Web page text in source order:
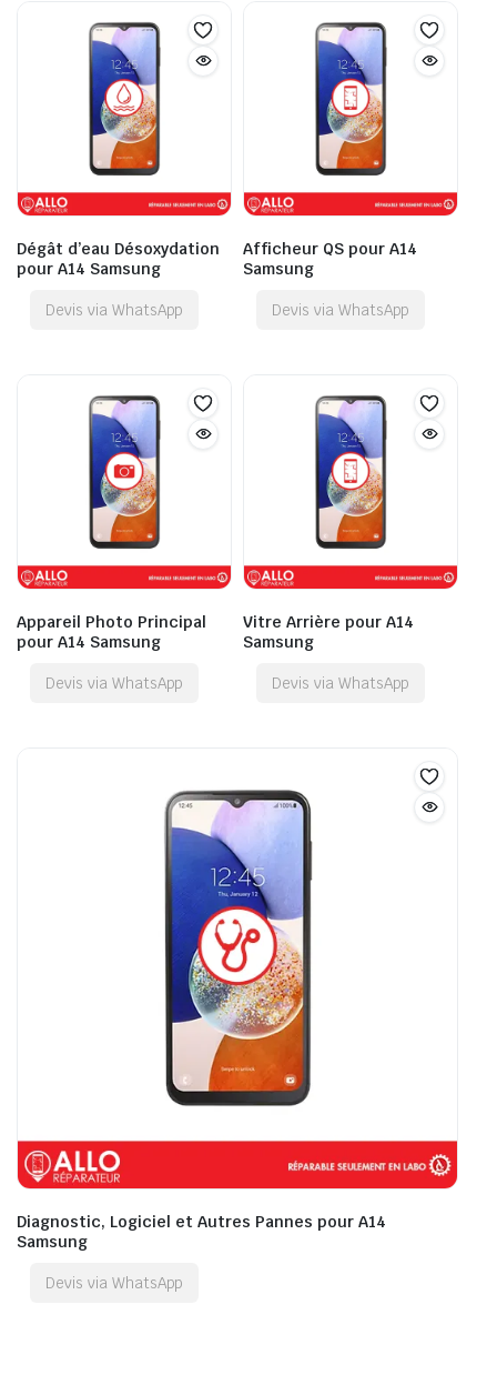
Dégât d’eau Désoxydation
pour A14 Samsung
Devis via WhatsApp
Afficheur QS pour A14
Samsung
Devis via WhatsApp
Appareil Photo Principal
pour A14 Samsung
Devis via WhatsApp
Vitre Arrière pour A14
Samsung
Devis via WhatsApp
Diagnostic, Logiciel et Autres Pannes pour A14
Samsung
Devis via WhatsApp